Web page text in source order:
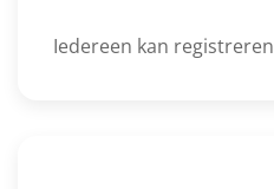
Iedereen kan registreren